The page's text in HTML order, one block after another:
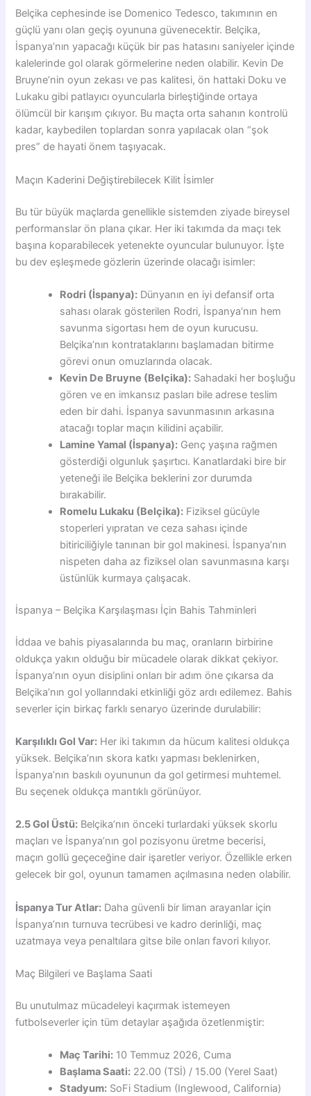
Belçika cephesinde ise Domenico Tedesco, takımının en
güçlü yanı olan geçiş oyununa güvenecektir. Belçika,
İspanya’nın yapacağı küçük bir pas hatasını saniyeler içinde
kalelerinde gol olarak görmelerine neden olabilir. Kevin De
Bruyne’nin oyun zekası ve pas kalitesi, ön hattaki Doku ve
Lukaku gibi patlayıcı oyuncularla birleştiğinde ortaya
ölümcül bir karışım çıkıyor. Bu maçta orta sahanın kontrolü
kadar, kaybedilen toplardan sonra yapılacak olan “şok
pres” de hayati önem taşıyacak.
Maçın Kaderini Değiştirebilecek Kilit İsimler
Bu tür büyük maçlarda genellikle sistemden ziyade bireysel
performanslar ön plana çıkar. Her iki takımda da maçı tek
başına koparabilecek yetenekte oyuncular bulunuyor. İşte
bu dev eşleşmede gözlerin üzerinde olacağı isimler:
Rodri (İspanya): Dünyanın en iyi defansif orta
sahası olarak gösterilen Rodri, İspanya’nın hem
savunma sigortası hem de oyun kurucusu.
Belçika’nın kontrataklarını başlamadan bitirme
görevi onun omuzlarında olacak.
Kevin De Bruyne (Belçika): Sahadaki her boşluğu
gören ve en imkansız pasları bile adrese teslim
eden bir dahi. İspanya savunmasının arkasına
atacağı toplar maçın kilidini açabilir.
Lamine Yamal (İspanya): Genç yaşına rağmen
gösterdiği olgunluk şaşırtıcı. Kanatlardaki bire bir
yeteneği ile Belçika beklerini zor durumda
bırakabilir.
Romelu Lukaku (Belçika): Fiziksel gücüyle
stoperleri yıpratan ve ceza sahası içinde
bitiriciliğiyle tanınan bir gol makinesi. İspanya’nın
nispeten daha az fiziksel olan savunmasına karşı
üstünlük kurmaya çalışacak.
İspanya – Belçika Karşılaşması İçin Bahis Tahminleri
İddaa ve bahis piyasalarında bu maç, oranların birbirine
oldukça yakın olduğu bir mücadele olarak dikkat çekiyor.
İspanya’nın oyun disiplini onları bir adım öne çıkarsa da
Belçika’nın gol yollarındaki etkinliği göz ardı edilemez. Bahis
severler için birkaç farklı senaryo üzerinde durulabilir:
Karşılıklı Gol Var: Her iki takımın da hücum kalitesi oldukça
yüksek. Belçika’nın skora katkı yapması beklenirken,
İspanya’nın baskılı oyununun da gol getirmesi muhtemel.
Bu seçenek oldukça mantıklı görünüyor.
2.5 Gol Üstü: Belçika’nın önceki turlardaki yüksek skorlu
maçları ve İspanya’nın gol pozisyonu üretme becerisi,
maçın gollü geçeceğine dair işaretler veriyor. Özellikle erken
gelecek bir gol, oyunun tamamen açılmasına neden olabilir.
İspanya Tur Atlar: Daha güvenli bir liman arayanlar için
İspanya’nın turnuva tecrübesi ve kadro derinliği, maç
uzatmaya veya penaltılara gitse bile onları favori kılıyor.
Maç Bilgileri ve Başlama Saati
Bu unutulmaz mücadeleyi kaçırmak istemeyen
futbolseverler için tüm detaylar aşağıda özetlenmiştir:
Maç Tarihi: 10 Temmuz 2026, Cuma
Başlama Saati: 22.00 (TSİ) / 15.00 (Yerel Saat)
Stadyum: SoFi Stadium (Inglewood, California)